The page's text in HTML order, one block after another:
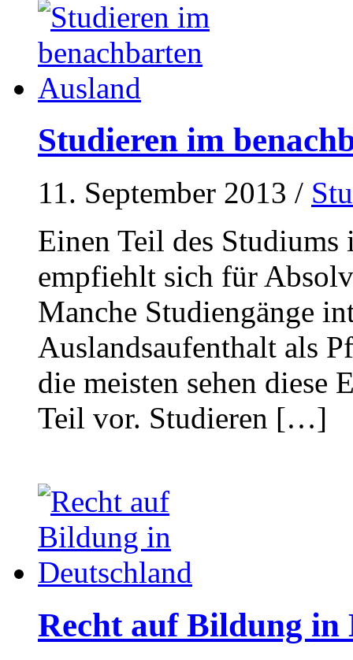
Studieren im
11. September 2013 /
Einen Teil des
empfiehlt sich für
Manche Studiengänge
Auslandsaufenthalt als
die meisten sehen diese
Teil vor. Studieren […]
Recht auf Bildung in